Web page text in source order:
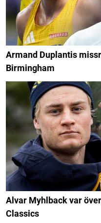
Armand Duplantis
Birmingham
Alvar Myhlback var
Classics